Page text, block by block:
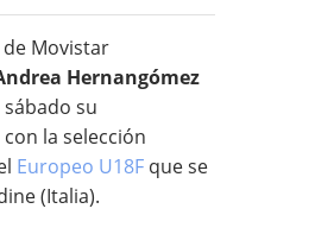
Movistar
Hernangómez
su
la selección
Europeo U18F que se
(Italia).